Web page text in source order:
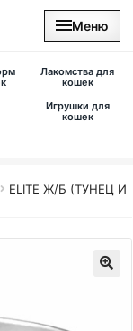
Меню
Лакомства для
кошек
Игрушки для
кошек
ELITE Ж/Б (ТУНЕЦ И